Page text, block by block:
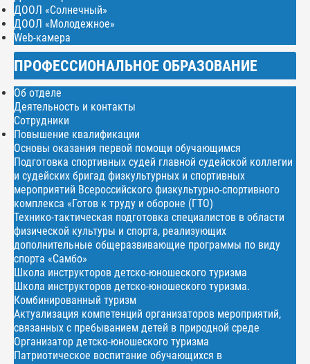
ДООЛ «Солнечный»
ДООЛ «Молодежное»
Web-камера
ПРОФЕССИОНАЛЬНОЕ ОБРАЗОВАНИЕ
Об отделе
Деятельность и контакты
Сотрудники
Повышение квалификации
Основы оказания первой помощи обучающимся
Подготовка спортивных судей главной судейской коллегии
и судейских бригад физкультурных и спортивных
мероприятий Всероссийского физкультурно-спортивного
комплекса «Готов к труду и обороне (ГТО)
Технико-тактическая подготовка специалистов в области
физической культуры и спорта, реализующих
дополнительные общеразвивающие программы по виду
спорта «Самбо»
Школа инструкторов детско-юношеского туризма
Школа инструкторов детско-юношеского туризма.
Комбинированный туризм
Актуализация компетенций организаторов мероприятий,
связанных с пребыванием детей в природной среде
Организатор детско-юношеского туризма
Патриотическое воспитание обучающихся в